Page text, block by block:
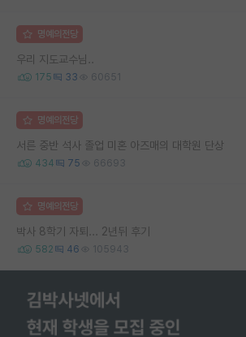
명예의전당
우리 지도교수님..
175 33 60651
명예의전당
서른 중반 석사 졸업 미혼 아즈매의 대학원 단상
434 75 66693
명예의전당
박사 8학기 자퇴... 2년뒤 후기
582 46 105943